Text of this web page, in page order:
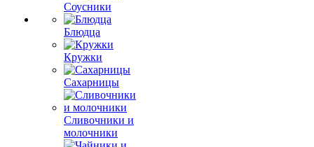
Соусники
Блюдца
Кружки
Сахарницы
Сливочники и
молочники